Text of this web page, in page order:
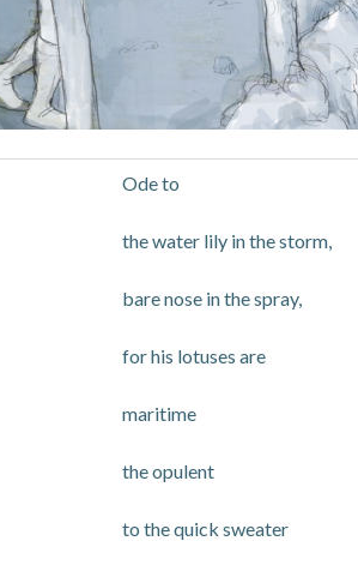
Ode to
the water lily in the storm,
bare nose in the spray,
for his lotuses are
maritime
the opulent
to the quick sweater